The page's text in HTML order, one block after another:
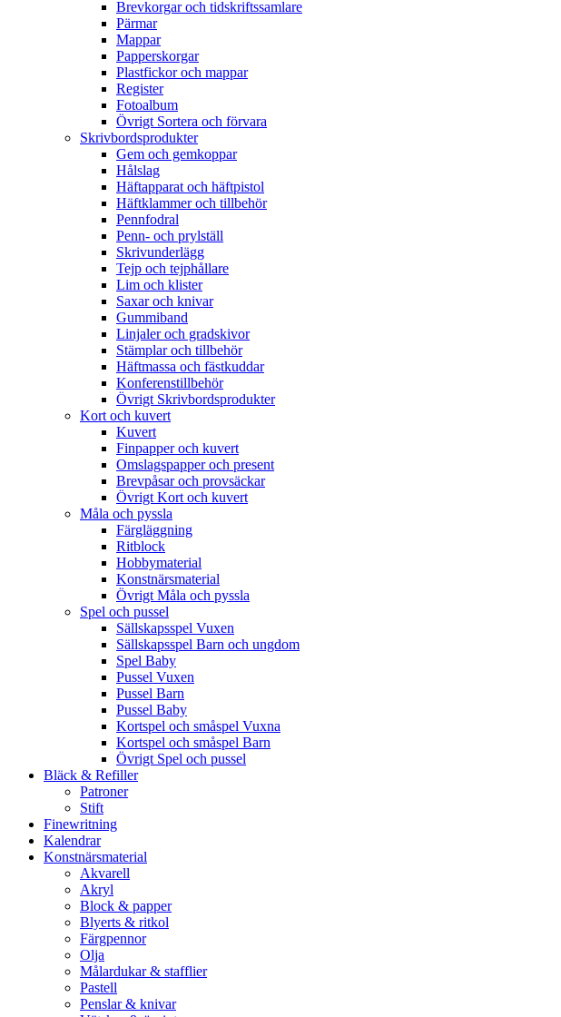
Brevkorgar och tidskriftssamlare
Pärmar
Mappar
Papperskorgar
Plastfickor och mappar
Register
Fotoalbum
Övrigt Sortera och förvara
Skrivbordsprodukter
Gem och gemkoppar
Hålslag
Häftapparat och häftpistol
Häftklammer och tillbehör
Pennfodral
Penn- och prylställ
Skrivunderlägg
Tejp och tejphållare
Lim och klister
Saxar och knivar
Gummiband
Linjaler och gradskivor
Stämplar och tillbehör
Häftmassa och fästkuddar
Konferenstillbehör
Övrigt Skrivbordsprodukter
Kort och kuvert
Kuvert
Finpapper och kuvert
Omslagspapper och present
Brevpåsar och provsäckar
Övrigt Kort och kuvert
Måla och pyssla
Färgläggning
Ritblock
Hobbymaterial
Konstnärsmaterial
Övrigt Måla och pyssla
Spel och pussel
Sällskapsspel Vuxen
Sällskapsspel Barn och ungdom
Spel Baby
Pussel Vuxen
Pussel Barn
Pussel Baby
Kortspel och småspel Vuxna
Kortspel och småspel Barn
Övrigt Spel och pussel
Bläck & Refiller
Patroner
Stift
Finewritning
Kalendrar
Konstnärsmaterial
Akvarell
Akryl
Block & papper
Blyerts & ritkol
Färgpennor
Olja
Målardukar & stafflier
Pastell
Penslar & knivar